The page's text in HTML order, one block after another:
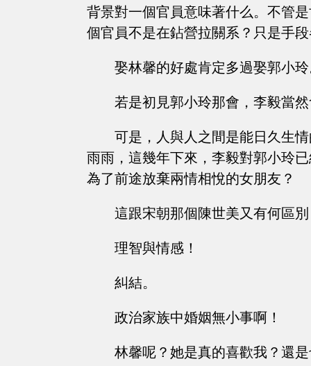
背景對一個官員意味著什么。不管
個官員不是在鉆營拉關系？只是手
娶林馨的好處肯定多過娶郭小
若是初見郭小玲那會，李毅當
可是，人與人之間是能日久生
雨雨，這幾年下來，李毅對郭小玲
為了前途放棄兩情相悅的女朋友？
這跟宋朝那個陳世美又有何區
理智與情感！
糾結。
政治家族中婚姻無小事啊！
林馨呢？她是真的喜歡我？還